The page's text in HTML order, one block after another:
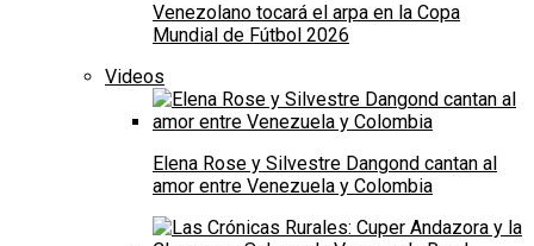
Venezolano tocará el arpa en la Copa
Mundial de Fútbol 2026
Videos
Elena Rose y Silvestre Dangond cantan al
amor entre Venezuela y Colombia